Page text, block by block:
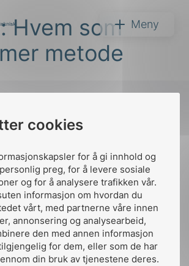
cookies
for å gi innhold og
preg, for å levere sosiale
og for å analysere trafikken vår.
informasjon om hvordan du
vårt, med partnerne våre innen
annonsering og analysearbeid,
den med annen informasjon
for dem, eller som de har
din bruk av tjenestene deres.
Meny
Hvem som
metode
nek@nek.no
Bruk av Cookies
toppen